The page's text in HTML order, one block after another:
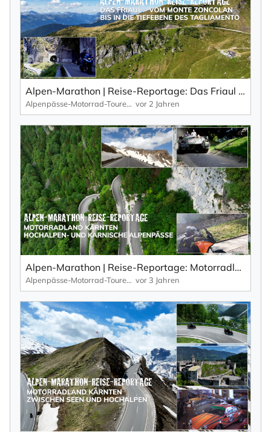
Alpen-Marathon | Reise-Reportage: Das Friaul – der schöne, wilde und wenig bekannte Osten Italiens.
Alpenpässe-Motorrad-Touren: Alpen-Marathon, die TV-Reportagen vor 2 Jahren
Alpen-Marathon | Reise-Reportage: Motorradland Kärnten – Passstrecken von den Karnischen Alpen zu den Hochalpen (Teil 2).
Alpenpässe-Motorrad-Touren: Alpen-Marathon, die TV-Reportagen vor 3 Jahren
NEWSLETTER ABONNIEREN ×
Vorname
Nachname
Ihre E-Mail-Adresse
Ich willige in den Empfang des Newsletters ein,
den ich jederzeit mit dem Link im Newsletter
selbst abbestellen kann.
Mit der Eintragung für den Newsletter bestätigen Sie die Verarbeitung
Ihrer Daten gemäß derDatenschutzerklärungdurch KlickTipp.